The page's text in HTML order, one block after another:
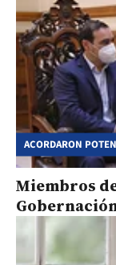
ACORDARON
Miembros